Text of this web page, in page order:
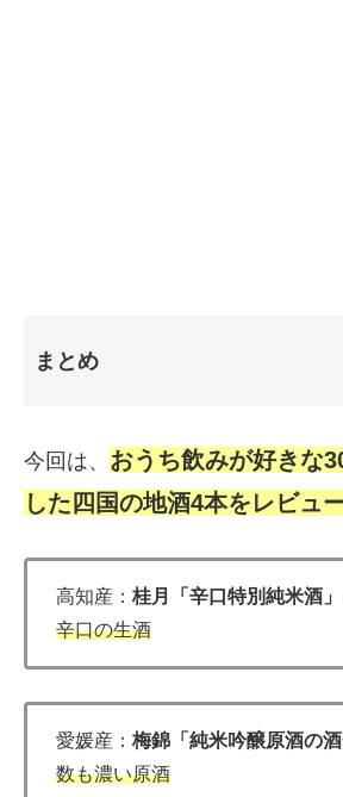
まとめ
今回は、 おうち飲みが好きな
した 四国の地酒4本をレビュ
高知産： 桂月「辛口特別純米酒」
辛口の生酒
愛媛産： 梅錦「純米吟醸原酒の酒
数も濃い原酒